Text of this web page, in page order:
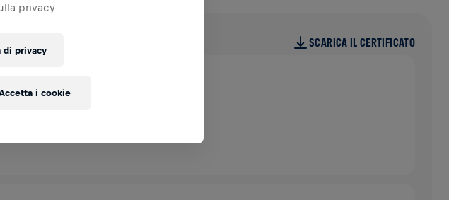
SCARICA IL CERTIFICATO
privacy
privacy
i cookie